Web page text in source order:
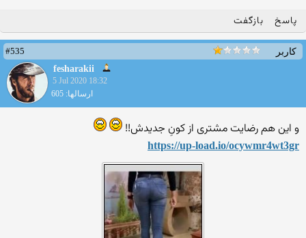
پاسخ بازگفت
کاربر
#535
fesharakii
5 Jul 2020 18:32
ارسالها: 605
و این هم رضایت مشتری از کونِ جدیدش!!
https://up-load.io/ocywmr4wt3gr